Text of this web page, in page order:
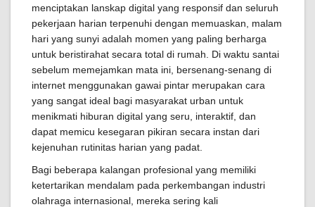
menciptakan lanskap digital yang responsif dan seluruh
pekerjaan harian terpenuhi dengan memuaskan, malam
hari yang sunyi adalah momen yang paling berharga
untuk beristirahat secara total di rumah. Di waktu santai
sebelum memejamkan mata ini, bersenang-senang di
internet menggunakan gawai pintar merupakan cara
yang sangat ideal bagi masyarakat urban untuk
menikmati hiburan digital yang seru, interaktif, dan
dapat memicu kesegaran pikiran secara instan dari
kejenuhan rutinitas harian yang padat.
Bagi beberapa kalangan profesional yang memiliki
ketertarikan mendalam pada perkembangan industri
olahraga internasional, mereka sering kali